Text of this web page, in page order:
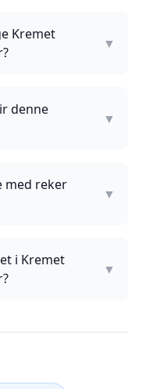
Kremet
▼
denne
▼
med reker
▼
i Kremet
▼